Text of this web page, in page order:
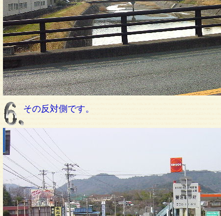
その反対側です。